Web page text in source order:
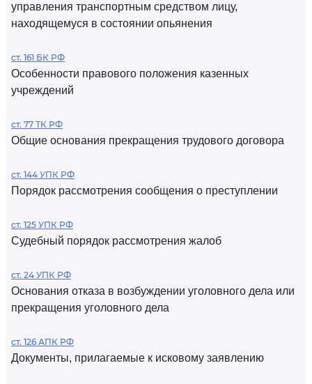
управления транспортным средством лицу,
находящемуся в состоянии опьянения
ст. 161 БК РФ
Особенности правового положения казенных
учреждений
ст. 77 ТК РФ
Общие основания прекращения трудового договора
ст. 144 УПК РФ
Порядок рассмотрения сообщения о преступлении
ст. 125 УПК РФ
Судебный порядок рассмотрения жалоб
ст. 24 УПК РФ
Основания отказа в возбуждении уголовного дела или
прекращения уголовного дела
ст. 126 АПК РФ
Документы, прилагаемые к исковому заявлению